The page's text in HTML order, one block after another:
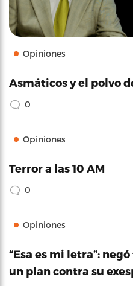
Opiniones
Asmáticos y el polvo
0
Opiniones
Terror a las 10 AM
0
Opiniones
“Esa es mi letra”:
un plan contra su